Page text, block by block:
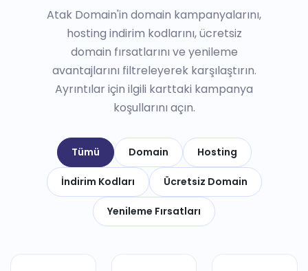
Atak Domain'in domain kampanyalarını,
hosting indirim kodlarını, ücretsiz
domain fırsatlarını ve yenileme
avantajlarını filtreleyerek karşılaştırın.
Ayrıntılar için ilgili karttaki kampanya
koşullarını açın.
Tümü Domain Hosting
İndirim Kodları Ücretsiz Domain
Yenileme Fırsatları